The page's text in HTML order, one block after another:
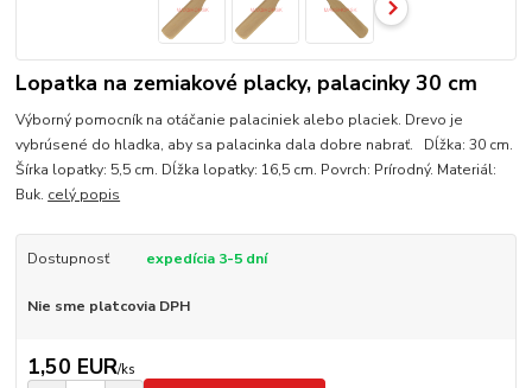
Lopatka na zemiakové placky, palacinky 30 cm
Výborný pomocník na otáčanie palaciniek alebo placiek. Drevo je
vybrúsené do hladka, aby sa palacinka dala dobre nabrať. Dĺžka: 30 cm.
Šírka lopatky: 5,5 cm. Dĺžka lopatky: 16,5 cm. Povrch: Prírodný. Materiál:
Buk. celý popis
Dostupnosť expedícia 3-5 dní
Nie sme platcovia DPH
1,50 EUR/ks